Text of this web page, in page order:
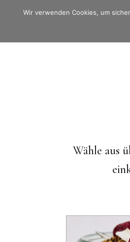
Wähle aus
Wir verwenden Cookies, um